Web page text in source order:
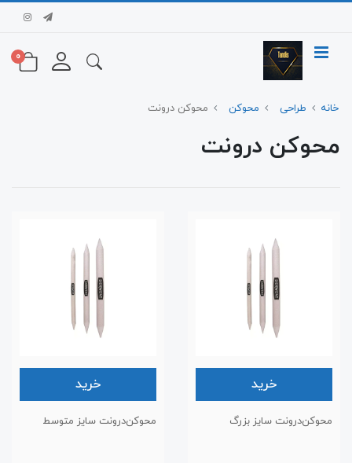
0
خانه طراحی محوکن محوکن درونت
محوکن درونت
خرید
محوکن‌درونت سایز بزرگ
خرید
محوکن‌درونت سایز متوسط